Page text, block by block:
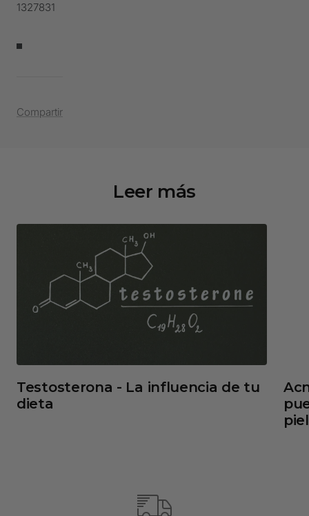
Compartir
1327831
Leer más
Testosterona - La influencia de tu
dieta
piel